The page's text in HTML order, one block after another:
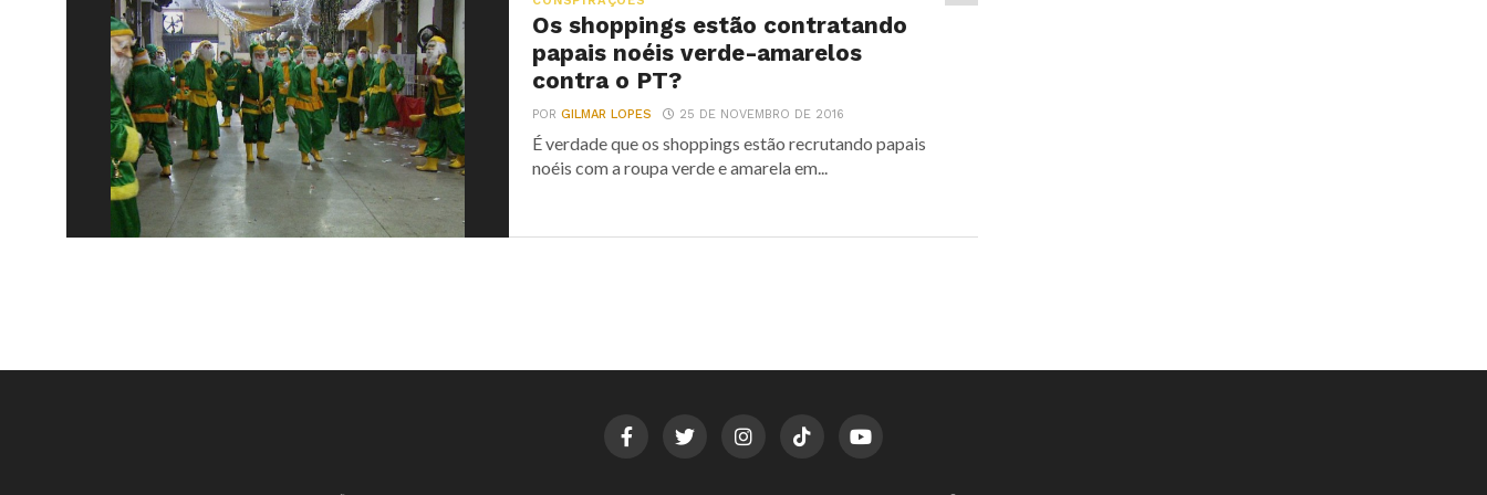
Os shoppings estão contratando
papais noéis verde-amarelos
contra o PT?
PORGILMAR LOPES 25 DE NOVEMBRO DE 2016
É verdade que os shoppings estão recrutando papais
noéis com a roupa verde e amarela em...